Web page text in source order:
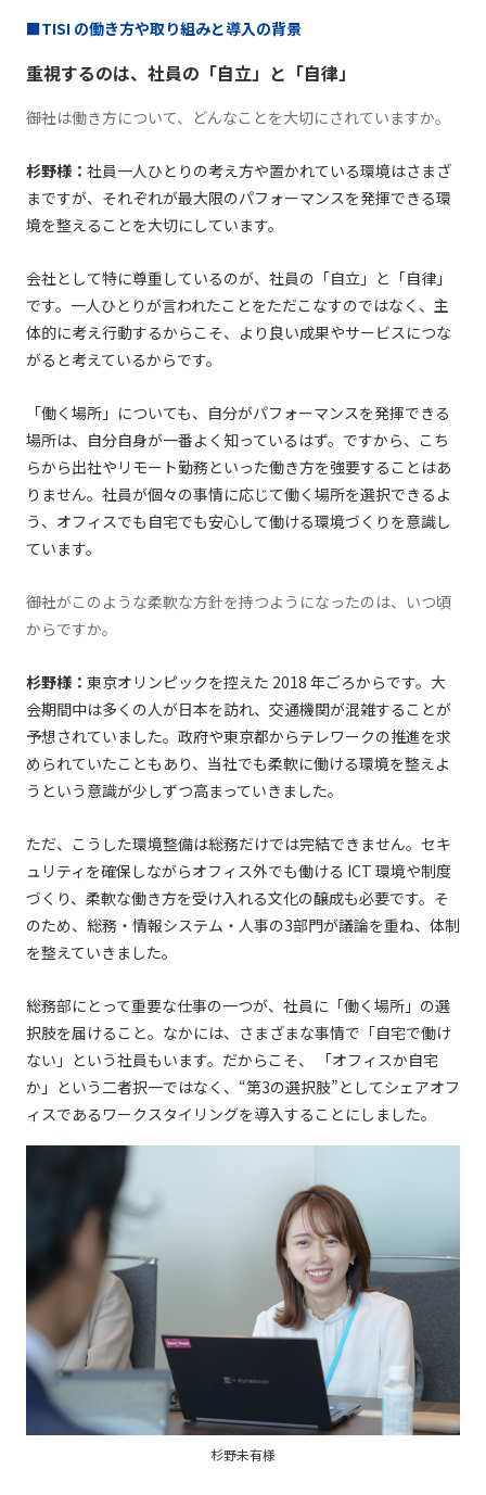
■TISI の働き方や取り組みと導入の背景
重視するのは、社員の「自立」と「自律」
――御社は働き⽅について、どんなことを⼤切にされていますか。
杉野様： 社員⼀⼈ひとりの考え⽅や置かれている環境はさまざ
まですが、それぞれが最⼤限のパフォーマンスを発揮できる環
境を整えることを⼤切にしています。
会社として特に尊重しているのが、社員の「⾃⽴」と「⾃律」
です。⼀⼈ひとりが⾔われたことをただこなすのではなく、主
体的に考え⾏動するからこそ、より良い成果やサービスにつな
がると考えているからです。
「働く場所」についても、⾃分がパフォーマンスを発揮できる
場所は、⾃分⾃⾝が⼀番よく知っているはず。ですから、こち
らから出社やリモート勤務といった働き⽅を強要することはあ
りません。社員が個々の事情に応じて働く場所を選択できるよ
う、オフィスでも⾃宅でも安⼼して働ける環境づくりを意識し
ています。
――御社がこのような柔軟な⽅針を持つようになったのは、いつ頃
からですか。
杉野様： 東京オリンピックを控えた 2018 年ごろからです。⼤
会期間中は多くの⼈が⽇本を訪れ、交通機関が混雑することが
予想されていました。政府や東京都からテレワークの推進を求
められていたこともあり、当社でも柔軟に働ける環境を整えよ
うという意識が少しずつ⾼まっていきました。
ただ、こうした環境整備は総務だけでは完結できません。セキ
ュリティを確保しながらオフィス外でも働ける ICT 環境や制度
づくり、柔軟な働き⽅を受け⼊れる⽂化の醸成も必要です。そ
のため、総務・情報システム・⼈事の3部⾨が議論を重ね、体制
を整えていきました。
総務部にとって重要な仕事の⼀つが、社員に「働く場所」の選
択肢を届けること。なかには、さまざまな事情で「⾃宅で働け
ない」という社員もいます。だからこそ、 「オフィスか⾃宅
か」という⼆者択⼀ではなく、“第3の選択肢”としてシェアオフ
ィスであるワークスタイリングを導⼊することにしました。
杉野未有様